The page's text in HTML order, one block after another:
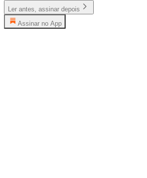
Ler antes, assinar depois
Assinar no App